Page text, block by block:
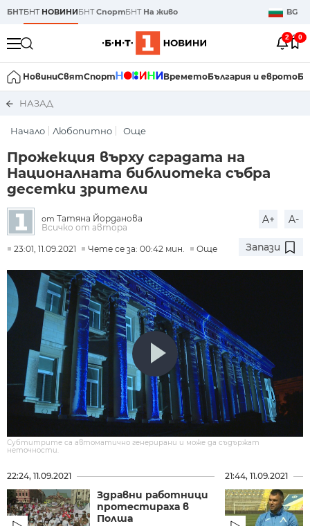
БНТБНТ НОВИНИБНТСпортБНТ На живо BG
2 0
НовиниСвятСпорт ВреметоБългария и еврото
НАЗАД
Начало Любопитно Още
Прожекция върху сградата на
Националната библиотека събра
десетки зрители
от Татяна Йорданова
Всичко от автора
A+ A-
23:01, 11.09.2021 Чете се за: 00:42 мин. Още Запази
Субтитрите са автоматично генерирани и може да съдържат
неточности.
22:24, 11.09.2021
Здравни работници
протестираха в
Полша
21:44, 11.09.2021